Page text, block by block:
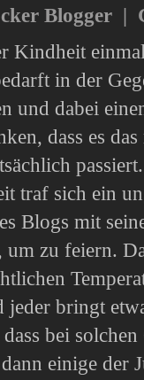
Blogger |
Kindheit
in der
und dabei
dass es
traf sich ein
Blogs mit
um zu feiern.
jeder bringt
bei
einige der